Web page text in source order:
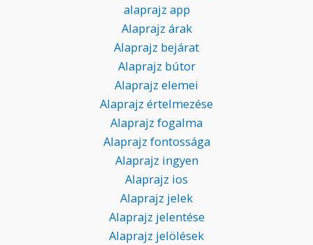
alaprajz app
Alaprajz árak
Alaprajz bejárat
Alaprajz bútor
Alaprajz elemei
Alaprajz értelmezése
Alaprajz fogalma
Alaprajz fontossága
Alaprajz ingyen
Alaprajz ios
Alaprajz jelek
Alaprajz jelentése
Alaprajz jelölések